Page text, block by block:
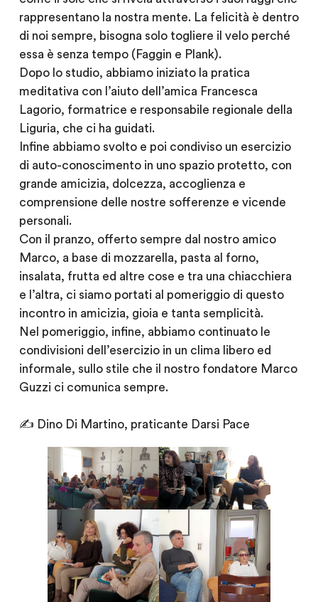
rappresentano la nostra mente. La felicità è dentro
di noi sempre, bisogna solo togliere il velo perché
essa è senza tempo (Faggin e Plank).
Dopo lo studio, abbiamo iniziato la pratica
meditativa con l’aiuto dell’amica Francesca
Lagorio, formatrice e responsabile regionale della
Liguria, che ci ha guidati.
Infine abbiamo svolto e poi condiviso un esercizio
di auto-conoscimento in uno spazio protetto, con
grande amicizia, dolcezza, accoglienza e
comprensione delle nostre sofferenze e vicende
personali.
Con il pranzo, offerto sempre dal nostro amico
Marco, a base di mozzarella, pasta al forno,
insalata, frutta ed altre cose e tra una chiacchiera
e l’altra, ci siamo portati al pomeriggio di questo
incontro in amicizia, gioia e tanta semplicità.
Nel pomeriggio, infine, abbiamo continuato le
condivisioni dell’esercizio in un clima libero ed
informale, sullo stile che il nostro fondatore Marco
Guzzi ci comunica sempre.
✍️ Dino Di Martino, praticante Darsi Pace